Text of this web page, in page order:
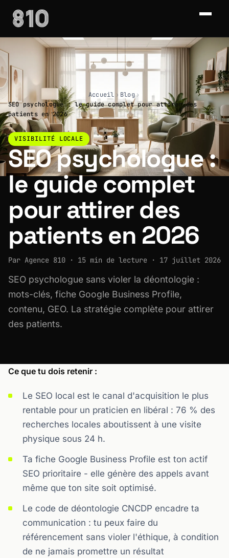
Accueil › Blog ›
SEO psychologue : le guide complet pour attirer des
patients en 2026
VISIBILITÉ LOCALE
SEO psychologue :
le guide complet
pour attirer des
patients en 2026
Par Agence 810 · 15 min de lecture · 17 juillet 2026
SEO psychologue sans violer la déontologie :
mots-clés, fiche Google Business Profile,
contenu, GEO. La stratégie complète pour attirer
des patients.
Ce que tu dois retenir :
Le SEO local est le canal d'acquisition le plus
rentable pour un praticien en libéral : 76 % des
recherches locales aboutissent à une visite
physique sous 24 h.
Ta fiche Google Business Profile est ton actif
SEO prioritaire - elle génère des appels avant
même que ton site soit optimisé.
Le code de déontologie CNCDP encadre ta
communication : tu peux faire du
référencement sans violer l'éthique, à condition
de ne jamais promettre un résultat